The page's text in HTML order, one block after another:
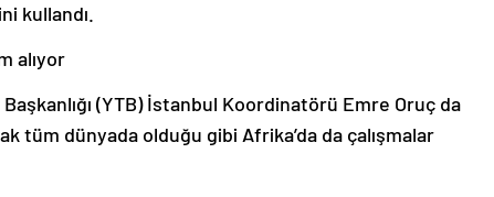
kullandı.
alıyor
(YTB) İstanbul Koordinatörü Emre Oruç da
tüm dünyada olduğu gibi Afrika’da da çalışmalar